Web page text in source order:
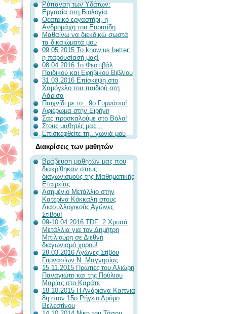
Ρύπανση των Υδάτων:
Εργασία στη Βιολογία
Θεατρικό εργαστήρι, η
Ανδρομάχη του Ευριπίδη
Μαθαίνω να διεκδικώ σωστά
τα δικαιώματά μου
09.05.2015 To know us better:
η παρουσίασή μας!
08.04.2016 1ο Φεστιβάλ
Παιδικού και Εφηβικού Βιβλίου
31.03.2016 Επίσκεψη στο
Χαμόγελο του παιδιού στη
Λάρισα
Παιχνίδι με το.. 9ο Γυμνάσιο!
Αφιέρωμα στην Ειρήνη
Σας προσκαλούμε στο Βόλο!
Στους μαθητές μας...
Επισκεφθείτε τη.. γωνιά μου
Διακρίσεις των μαθητών
Βράβευση μαθητών μας που
διακρίθηκαν στους
διαγωνισμούς της Μαθηματικής
Εταιρείας
Ασημένιο Μετάλλιο στην
Κατερίνα Κόκκαλη στους
Διασυλλογικούς Αγώνες
Στίβου!
09-10.04.2016 TDF: 2 Χρυσά
Μετάλλια για τον Δημήτρη
Μπιλιούρη σε Διεθνή
διαγωνισμό χορού!
28.03.2016 Αγώνες Στίβου
Γυμνασίων Ν. Μαγνησίας
15.11.2015 Πρωτιές του Αλιώρη
Παναγιώτη και της Πούλιου
Μαρίας στο Καράτε
18.10.2015 Η Ανδριάνα Καπνιά
8η στον 15ο Ρήγειο Δρόμο
Βελεστίνου